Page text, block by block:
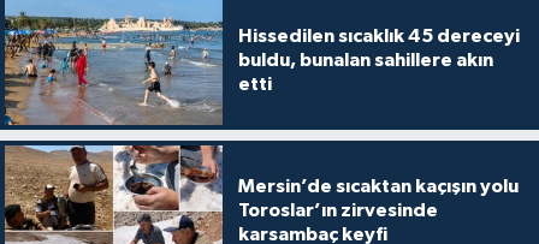
Hissedilen sıcaklık 45 dereceyi
buldu, bunalan sahillere akın
etti
Mersin’de sıcaktan kaçışın yolu
Toroslar’ın zirvesinde
karsambaç keyfi